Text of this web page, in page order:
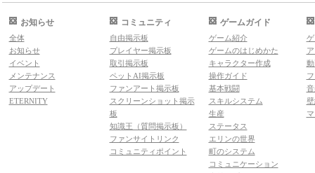
お知らせ
全体
お知らせ
イベント
メンテナンス
アップデート
ETERNITY
コミュニティ
自由掲示板
プレイヤー掲示板
取引掲示板
ペットAI掲示板
ファンアート掲示板
スクリーンショット掲示
板
知識王（質問掲示板）
ファンサイトリンク
コミュニティポイント
ゲームガイド
ゲーム紹介
ゲームのはじめかた
キャラクター作成
操作ガイド
基本戦闘
スキルシステム
生産
ステータス
エリンの世界
町のシステム
コミュニケーション